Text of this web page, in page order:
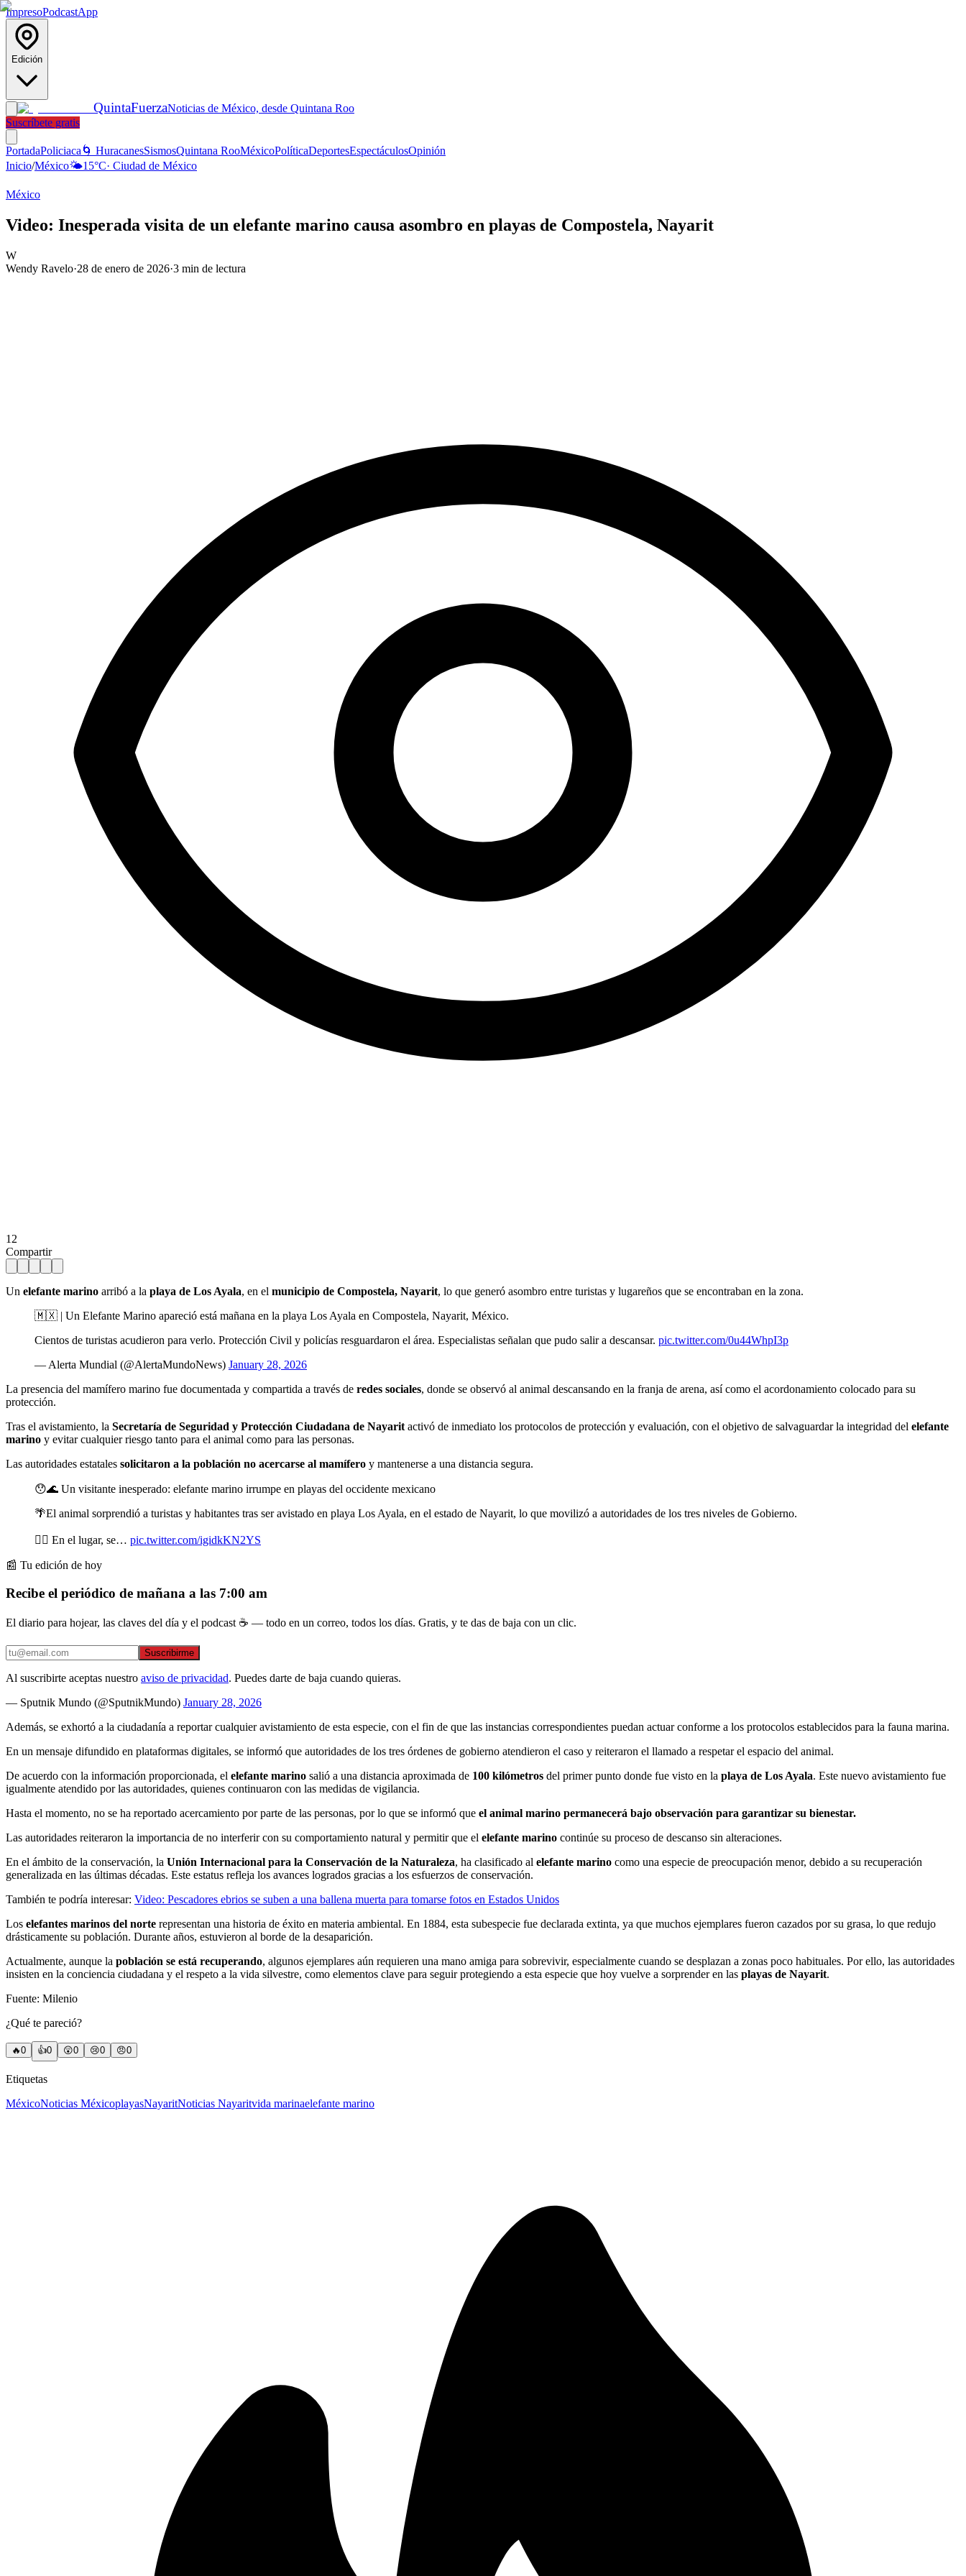
ImpresoPodcastApp
Edición
QuintaFuerzaNoticias de México, desde Quintana Roo
Suscríbete gratis
PortadaPoliciaca 🌀 HuracanesSismosQuintana RooMéxicoPolíticaDeportesEspectáculosOpinión
Inicio/México🌤️15°C· Ciudad de México
México
Video: Inesperada visita de un elefante marino causa asombro en playas de Compostela, Nayarit
W
Wendy Ravelo·28 de enero de 2026·3 min de lectura
12
Compartir
Un elefante marino arribó a la playa de Los Ayala, en el municipio de Compostela, Nayarit, lo que generó asombro entre turistas y lugareños que se encontraban en la zona.
🇲🇽 | Un Elefante Marino apareció está mañana en la playa Los Ayala en Compostela, Nayarit, México.
Cientos de turistas acudieron para verlo. Protección Civil y policías resguardaron el área. Especialistas señalan que pudo salir a descansar. pic.twitter.com/0u44WhpI3p
— Alerta Mundial (@AlertaMundoNews) January 28, 2026
La presencia del mamífero marino fue documentada y compartida a través de redes sociales, donde se observó al animal descansando en la franja de arena, así como el acordonamiento colocado para su
protección.
Tras el avistamiento, la Secretaría de Seguridad y Protección Ciudadana de Nayarit activó de inmediato los protocolos de protección y evaluación, con el objetivo de salvaguardar la integridad del elefante
marino y evitar cualquier riesgo tanto para el animal como para las personas.
Las autoridades estatales solicitaron a la población no acercarse al mamífero y mantenerse a una distancia segura.
😯🌊 Un visitante inesperado: elefante marino irrumpe en playas del occidente mexicano
🌴El animal sorprendió a turistas y habitantes tras ser avistado en playa Los Ayala, en el estado de Nayarit, lo que movilizó a autoridades de los tres niveles de Gobierno.
👮‍♂️ En el lugar, se… pic.twitter.com/igidkKN2YS
📰 Tu edición de hoy
Recibe el periódico de mañana a las 7:00 am
El diario para hojear, las claves del día y el podcast ☕ — todo en un correo, todos los días. Gratis, y te das de baja con un clic.
Suscribirme
Al suscribirte aceptas nuestro aviso de privacidad. Puedes darte de baja cuando quieras.
— Sputnik Mundo (@SputnikMundo) January 28, 2026
Además, se exhortó a la ciudadanía a reportar cualquier avistamiento de esta especie, con el fin de que las instancias correspondientes puedan actuar conforme a los protocolos establecidos para la fauna marina.
En un mensaje difundido en plataformas digitales, se informó que autoridades de los tres órdenes de gobierno atendieron el caso y reiteraron el llamado a respetar el espacio del animal.
De acuerdo con la información proporcionada, el elefante marino salió a una distancia aproximada de 100 kilómetros del primer punto donde fue visto en la playa de Los Ayala. Este nuevo avistamiento fue
igualmente atendido por las autoridades, quienes continuaron con las medidas de vigilancia.
Hasta el momento, no se ha reportado acercamiento por parte de las personas, por lo que se informó que el animal marino permanecerá bajo observación para garantizar su bienestar.
Las autoridades reiteraron la importancia de no interferir con su comportamiento natural y permitir que el elefante marino continúe su proceso de descanso sin alteraciones.
En el ámbito de la conservación, la Unión Internacional para la Conservación de la Naturaleza, ha clasificado al elefante marino como una especie de preocupación menor, debido a su recuperación
generalizada en las últimas décadas. Este estatus refleja los avances logrados gracias a los esfuerzos de conservación.
También te podría interesar: Video: Pescadores ebrios se suben a una ballena muerta para tomarse fotos en Estados Unidos
Los elefantes marinos del norte representan una historia de éxito en materia ambiental. En 1884, esta subespecie fue declarada extinta, ya que muchos ejemplares fueron cazados por su grasa, lo que redujo
drásticamente su población. Durante años, estuvieron al borde de la desaparición.
Actualmente, aunque la población se está recuperando, algunos ejemplares aún requieren una mano amiga para sobrevivir, especialmente cuando se desplazan a zonas poco habituales. Por ello, las autoridades
insisten en la conciencia ciudadana y el respeto a la vida silvestre, como elementos clave para seguir protegiendo a esta especie que hoy vuelve a sorprender en las playas de Nayarit.
Fuente: Milenio
¿Qué te pareció?
🔥0 👍0 😲0 😢0 😠0
Etiquetas
MéxicoNoticias MéxicoplayasNayaritNoticias Nayaritvida marinaelefante marino